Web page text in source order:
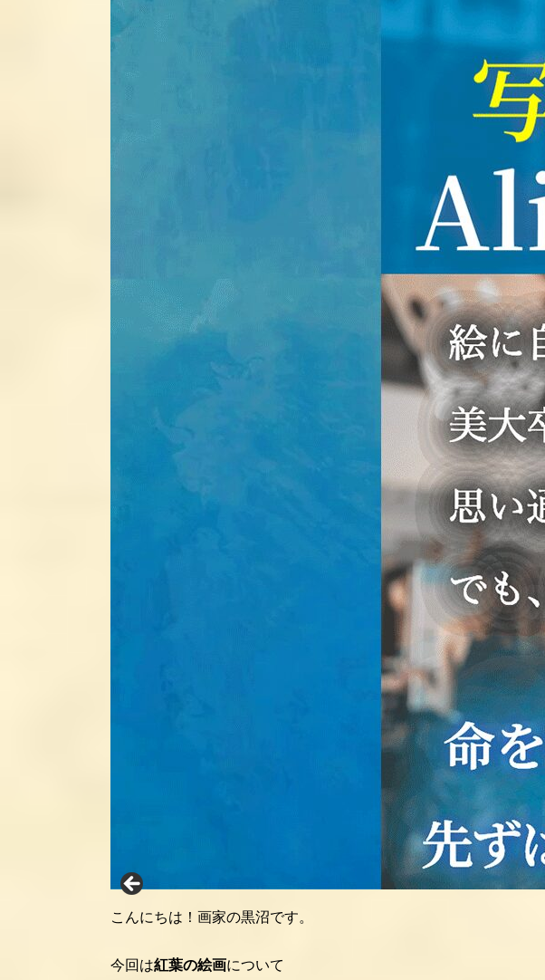
こんにちは！画家の黒沼です。
今回は紅葉の絵画について